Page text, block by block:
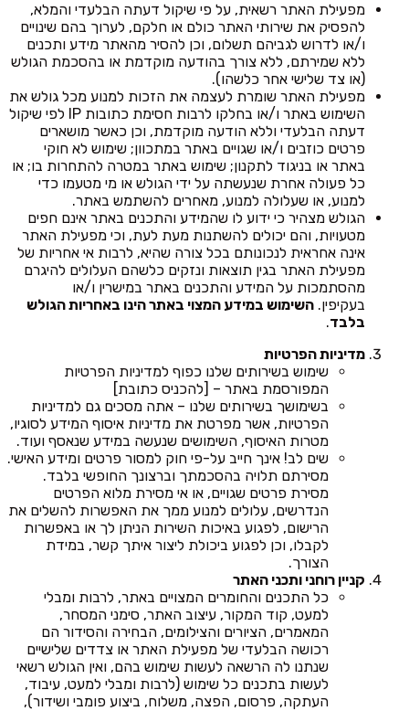
מפעילת האתר רשאית, על פי שיקול דעתה הבלעדי והמלא,
להפסיק את שירותי האתר כולם או חלקם, לערוך בהם שינויים
ו/או לדרוש לגביהם תשלום, וכן להסיר מהאתר מידע ותכנים
ללא שמירתם, ללא צורך בהודעה מוקדמת או בהסכמת הגולש
(או צד שלישי אחר כלשהו).
מפעילת האתר שומרת לעצמה את הזכות למנוע מכל גולש את
השימוש באתר ו/או בחלקו לרבות חסימת כתובות IP לפי שיקול
דעתה הבלעדי וללא הודעה מוקדמת, וכן כאשר מושארים
פרטים כוזבים ו/או שגויים באתר במתכוון; שימוש לא חוקי
באתר או בניגוד לתקנון; שימוש באתר במטרה להתחרות בו; או
כל פעולה אחרת שנעשתה על ידי הגולש או מי מטעמו כדי
למנוע, או שעלולה למנוע, מאחרים להשתמש באתר.
הגולש מצהיר כי ידוע לו שהמידע והתכנים באתר אינם חפים
מטעויות, והם יכולים להשתנות מעת לעת, וכי מפעילת האתר
אינה אחראית לנכונותם בכל צורה שהיא, לרבות אי אחריות של
מפעילת האתר בגין תוצאות ונזקים כלשהם העלולים להיגרם
מהסתמכות על המידע והתכנים באתר במישרין ו/או
בעקיפין. השימוש במידע המצוי באתר הינו באחריות הגולש
בלבד.
מדיניות הפרטיות
שימוש בשירותים שלנו כפוף למדיניות הפרטיות
המפורסמת באתר – [להכניס כתובת]
בשימושך בשירותים שלנו – אתה מסכים גם למדיניות
הפרטיות, אשר מפרטת את מדיניות איסוף המידע לסוגיו,
מטרות האיסוף, השימושים שנעשה במידע שנאסף ועוד.
שים לב! אינך חייב על-פי חוק למסור פרטים ומידע האישי.
מסירתם תלויה בהסכמתך וברצונך החופשי בלבד.
מסירת פרטים שגויים, או אי מסירת מלוא הפרטים
הנדרשים, עלולים למנוע ממך את האפשרות להשלים את
הרישום, לפגוע באיכות השירות הניתן לך או באפשרות
לקבלו, וכן לפגוע ביכולת ליצור איתך קשר, במידת
הצורך.
קניין רוחני ותכני האתר
כל התכנים והחומרים המצויים באתר, לרבות ומבלי
למעט, קוד המקור, עיצוב האתר, סימני המסחר,
המאמרים, הציורים והצילומים, הבחירה והסידור הם
רכושה הבלעדי של מפעילת האתר או צדדים שלישיים
שנתנו לה הרשאה לעשות שימוש בהם, ואין הגולש רשאי
לעשות בתכנים כל שימוש (לרבות ומבלי למעט, עיבוד,
העתקה, פרסום, הפצה, משלוח, ביצוע פומבי ושידור),